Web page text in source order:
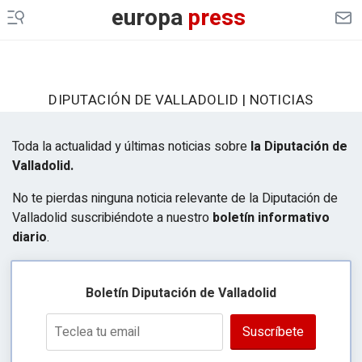
europapress
DIPUTACIÓN DE VALLADOLID | NOTICIAS
Toda la actualidad y últimas noticias sobre la Diputación de
Valladolid.
No te pierdas ninguna noticia relevante de la Diputación de
Valladolid suscribiéndote a nuestro boletín informativo
diario.
Boletín Diputación de Valladolid
Suscríbete